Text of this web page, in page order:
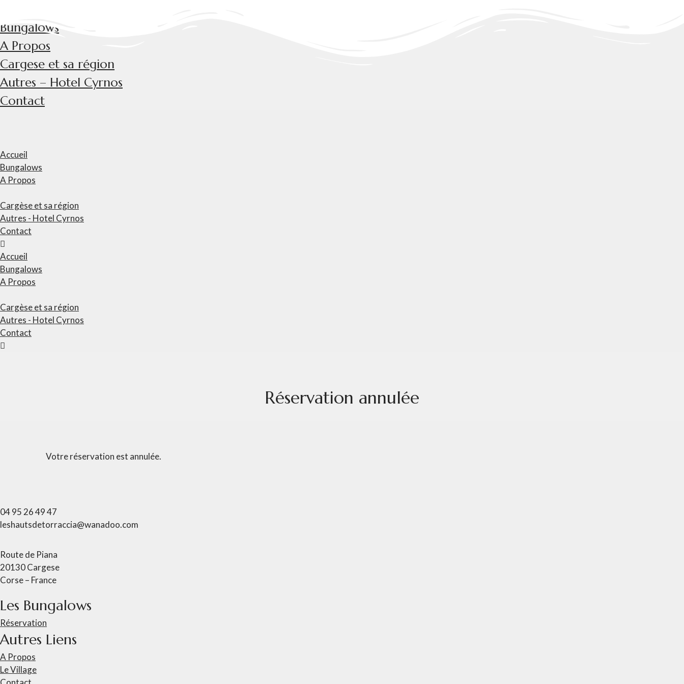
Bungalows
A Propos
Cargese et sa région
Autres – Hotel Cyrnos
Contact
Accueil
Bungalows
A Propos
Cargèse et sa région
Autres - Hotel Cyrnos
Contact
Accueil
Bungalows
A Propos
Cargèse et sa région
Autres - Hotel Cyrnos
Contact
Réservation annulée
Votre réservation est annulée.
04 95 26 49 47
leshautsdetorraccia@wanadoo.com
Route de Piana
20130 Cargese
Corse – France
Les Bungalows
Réservation
Autres Liens​
A Propos
Le Village